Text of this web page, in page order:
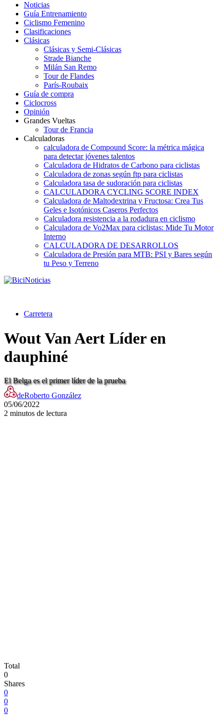
Noticias
Guía Entrenamiento
Ciclismo Femenino
Clasificaciones
Clásicas
Clásicas y Semi-Clásicas
Strade Bianche
Milán San Remo
Tour de Flandes
París-Roubaix
Guía de compra
Ciclocross
Opinión
Grandes Vueltas
Tour de Francia
Calculadoras
calculadora de Compound Score: la métrica mágica
para detectar jóvenes talentos
Calculadora de Hidratos de Carbono para ciclistas
Calculadora de zonas según ftp para ciclistas
Calculadora tasa de sudoración para ciclistas
CALCULADORA CYCLING SCORE INDEX
Calculadora de Maltodextrina y Fructosa: Crea Tus
Geles e Isotónicos Caseros Perfectos
Calculadora resistencia a la rodadura en ciclismo
Calculadora de Vo2Max para ciclistas: Mide Tu Motor
Interno
CALCULADORA DE DESARROLLOS
Calculadora de Presión para MTB: PSI y Bares según
tu Peso y Terreno
Carretera
Wout Van Aert Líder en
dauphiné
El Belga es el primer líder de la prueba
deRoberto González
05/06/2022
2 minutos de lectura
Total
0
Shares
0
0
0